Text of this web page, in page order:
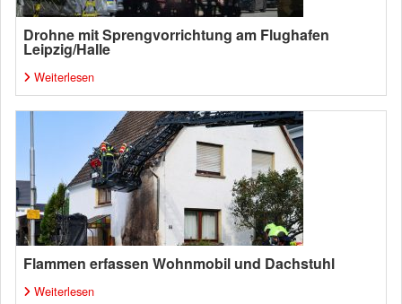
Drohne mit Sprengvorrichtung am Flughafen
Leipzig/Halle
Weiterlesen
Flammen erfassen Wohnmobil und Dachstuhl
Weiterlesen